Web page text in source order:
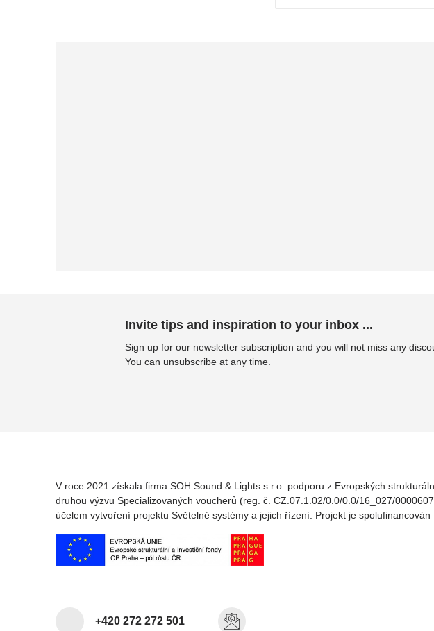
Invite tips and inspiration to your inbox ...
Sign up for our newsletter subscription and you will not miss any
You can unsubscribe at any time.
V roce 2021 získala firma SOH Sound & Lights s.r.o. podporu z Evropských
druhou výzvu Specializovaných voucherů (reg. č. CZ.07.1.02/0.0/0.0/16_027/
účelem vytvoření projektu Světelné systémy a jejich řízení. Projekt je spolufinancován
+420 272 272 501